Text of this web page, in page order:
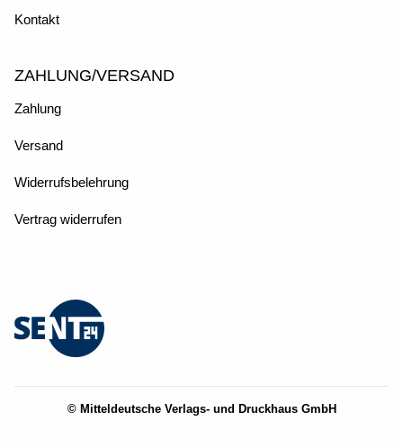
Kontakt
ZAHLUNG/VERSAND
Zahlung
Versand
Widerrufsbelehrung
Vertrag widerrufen
© Mitteldeutsche Verlags- und Druckhaus GmbH